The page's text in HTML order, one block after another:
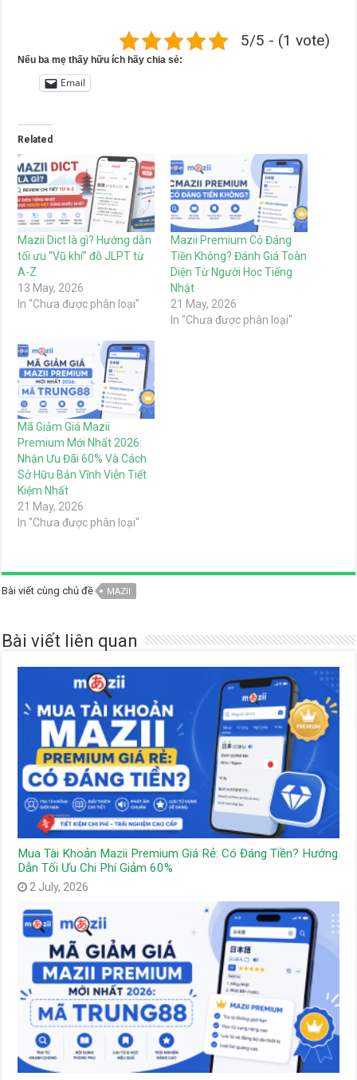
5/5 - (1 vote)
Nếu ba mẹ thấy hữu ích hãy chia sẻ:
Email
Related
Mazii Dict là gì? Hướng dẫn
tối ưu “Vũ khí” đỗ JLPT từ
A-Z
13 May, 2026
In "Chưa được phân loại"
Mazii Premium Có Đáng
Tiền Không? Đánh Giá Toàn
Diện Từ Người Học Tiếng
Nhật
21 May, 2026
In "Chưa được phân loại"
Mã Giảm Giá Mazii
Premium Mới Nhất 2026:
Nhận Ưu Đãi 60% Và Cách
Sở Hữu Bản Vĩnh Viễn Tiết
Kiệm Nhất
21 May, 2026
In "Chưa được phân loại"
Bài viết cùng chủ đề MAZII
Bài viết liên quan
Mua Tài Khoản Mazii Premium Giá Rẻ: Có Đáng Tiền? Hướng
Dẫn Tối Ưu Chi Phí Giảm 60%
2 July, 2026